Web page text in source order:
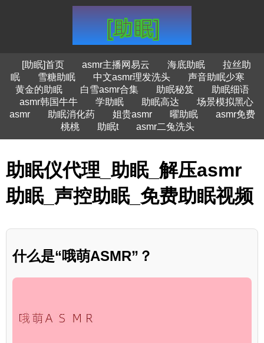
[助眠]首页 asmr主播网易云 海底助眠
拉丝助
眠
雪糖助眠 中文asmr理发洗头
声音助眠少寒
黄金的助眠
白雪asmr合集 助眠秘笈
助眠细语
asmr韩国牛牛
学助眠 助眠高达
场景模拟黑心
asmr
助眠消化药 姐贵asmr 曜助眠
asmr免费
桃桃
助眠t asmr二兔洗头
助眠仪代理_助眠_解压asmr
助眠_声控助眠_免费助眠视频
什么是“哦萌ASMR”？